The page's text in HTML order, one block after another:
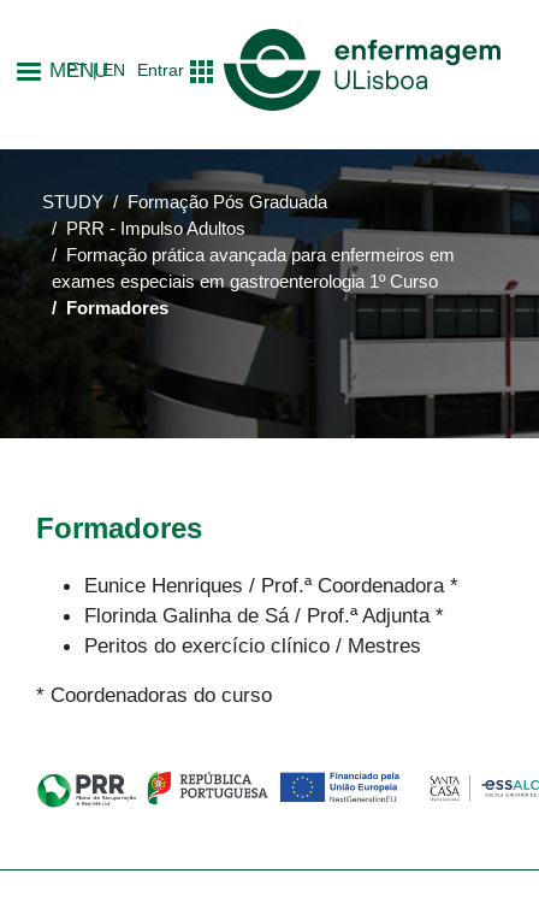
to
main
content
MENU
PT EN Entrar
STUDY
Formação Pós Graduada
PRR - Impulso Adultos
Formação prática avançada para enfermeiros em
exames especiais em gastroenterologia 1º Curso
Formadores
Formadores
Eunice Henriques / Prof.ª Coordenadora *
Florinda Galinha de Sá / Prof.ª Adjunta *
Peritos do exercício clínico / Mestres
* Coordenadoras do curso